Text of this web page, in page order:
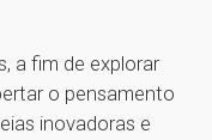
a fim de explorar
o pensamento
inovadoras e